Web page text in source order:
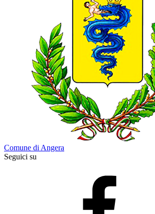
Comune di Angera
Seguici su